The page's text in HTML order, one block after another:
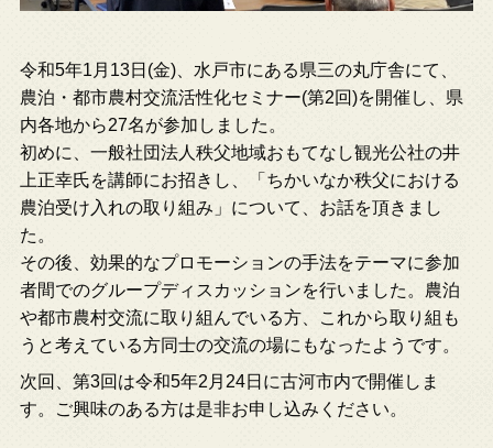
令和5年1月13日(金)、水戸市にある県三の丸庁舎にて、
農泊・都市農村交流活性化セミナー(第2回)を開催し、県
内各地から27名が参加しました。
初めに、一般社団法人秩父地域おもてなし観光公社の井
上正幸氏を講師にお招きし、「ちかいなか秩父における
農泊受け入れの取り組み」について、お話を頂きまし
た。
その後、効果的なプロモーションの手法をテーマに参加
者間でのグループディスカッションを行いました。農泊
や都市農村交流に取り組んでいる方、これから取り組も
うと考えている方同士の交流の場にもなったようです。
次回、第3回は令和5年2月24日に古河市内で開催しま
す。ご興味のある方は是非お申し込みください。